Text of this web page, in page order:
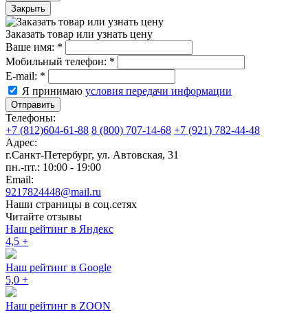
Закрыть
Заказать товар или узнать цену
Ваше имя: *
Мобильный телефон: *
E-mail: *
Я принимаю условия передачи информации
Отправить
Телефоны:
+7 (812)604-61-88 8 (800) 707-14-68 +7 (921) 782-44-48
Адрес:
г.Санкт-Петербург, ул. Автовская, 31
пн.-пт.: 10:00 - 19:00
Email:
9217824448@mail.ru
Наши страницы в соц.сетях
Читайте отзывы
Наш рейтинг в Яндекс
4,5 +
Наш рейтинг в Google
5,0 +
Наш рейтинг в ZOON